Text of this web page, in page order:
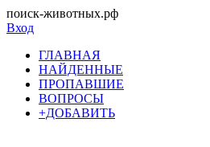
поиск-животных.рф
Вход
ГЛАВНАЯ
НАЙДЕННЫЕ
ПРОПАВШИЕ
ВОПРОСЫ
+ДОБАВИТЬ